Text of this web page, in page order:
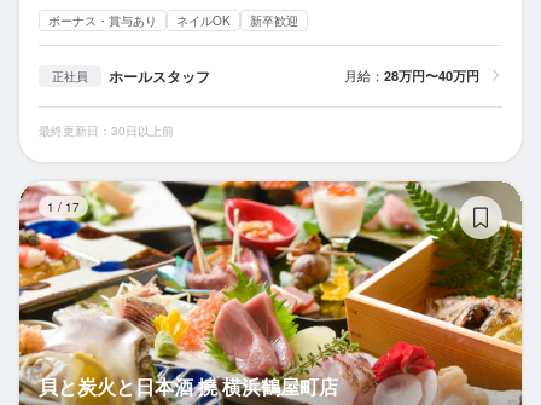
ボーナス・賞与あり ネイルOK 新卒歓迎
正社員 ホールスタッフ 月給： 28万円〜40万円
最終更新日：30日以上前
1 / 17
貝と炭火と日本酒 撓 横浜鶴屋町店